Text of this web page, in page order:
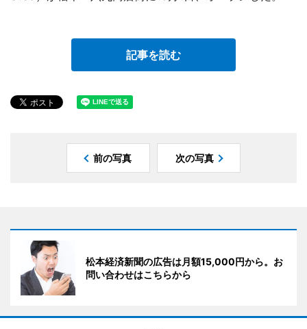
記事を読む
前の写真 次の写真
松本経済新聞の広告は月額15,000円から。お
問い合わせはこちらから